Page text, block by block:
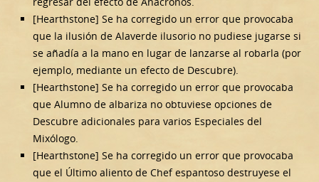
[Hearthstone] Se ha corregido un error que provocaba
que la ilusión de Alaverde ilusorio no pudiese jugarse si
se añadía a la mano en lugar de lanzarse al robarla (por
ejemplo, mediante un efecto de Descubre).
[Hearthstone] Se ha corregido un error que provocaba
que Alumno de albariza no obtuviese opciones de
Descubre adicionales para varios Especiales del
Mixólogo.
[Hearthstone] Se ha corregido un error que provocaba
que el Último aliento de Chef espantoso destruyese el